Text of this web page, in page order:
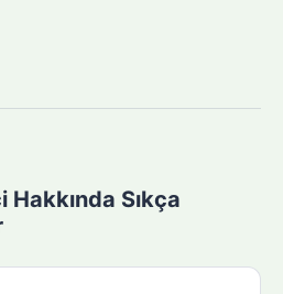
Hakkında Sıkça